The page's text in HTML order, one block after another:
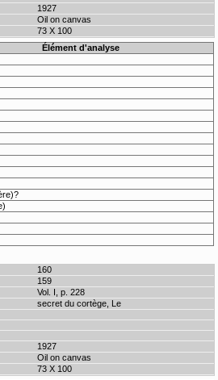
1927
Oil on canvas
73 X 100
Élément d'analyse
160
159
Vol. I, p. 228
secret du cortège, Le
1927
Oil on canvas
73 X 100